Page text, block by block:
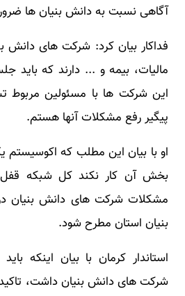
آگاهی نسبت به دانش بنیان ها
فداکار بیان کرد: شرکت های دانش
مالیات، بیمه و ... دارند که باید
این شرکت ها با مسئولین مربوط
پیگیر رفع مشکلات آنها هستم.
او با بیان این مطلب که
بخش آن کار نکند کل شبکه
مشکلات شرکت های دانش بنیان
بنیان استان مطرح شود.
استاندار کرمان با بیان اینکه
شرکت های دانش بنیان داشت،